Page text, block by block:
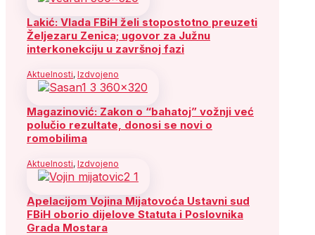
Lakić: Vlada FBiH želi stopostotno preuzeti
Željezaru Zenica; ugovor za Južnu
interkonekciju u završnoj fazi
Aktuelnosti, Izdvojeno
Magazinović: Zakon o “bahatoj” vožnji već
polučio rezultate, donosi se novi o
romobilima
Aktuelnosti, Izdvojeno
Apelacijom Vojina Mijatovoća Ustavni sud
FBiH oborio dijelove Statuta i Poslovnika
Grada Mostara